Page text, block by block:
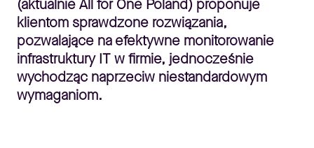
(aktualnie All for One Poland) proponuje
klientom sprawdzone rozwiązania,
pozwalające na efektywne monitorowanie
infrastruktury IT w firmie, jednocześnie
wychodząc naprzeciw niestandardowym
wymaganiom.